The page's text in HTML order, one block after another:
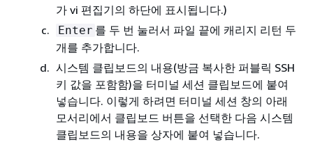
가 vi 편집기의 하단에 표시됩니다.)
Enter 를 두 번 눌러서 파일 끝에 캐리지 리턴 두
개를 추가합니다.
시스템 클립보드의 내용(방금 복사한 퍼블릭 SSH
키 값을 포함함)을 터미널 세션 클립보드에 붙여
넣습니다. 이렇게 하려면 터미널 세션 창의 아래
모서리에서 클립보드 버튼을 선택한 다음 시스템
클립보드의 내용을 상자에 붙여 넣습니다.